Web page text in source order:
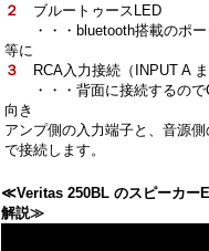
２
ブルートゥースLED
・・・bluetooth搭載のポー
等に
３
RCA入力接続（INPUT A
・・・背面に接続するので
向き
アンプ側の入力端子と、音源
で接続します。
≪Veritas 250BL のスピーカー
解説≫